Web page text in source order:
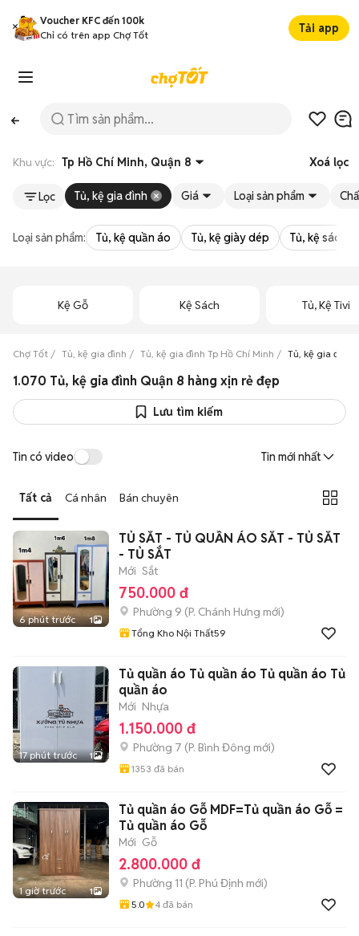
Voucher KFC đến 100k
Chỉ có trên app Chợ Tốt
Tải app
Khu vực: Tp Hồ Chí Minh, Quận 8 Xoá lọc
Lọc Tủ, kệ gia đình Giá Loại sản phẩm
Loại sản phẩm: Tủ, kệ quần áo Tủ, kệ giày dép Tủ, kệ sách
Kệ Gỗ Kệ Sách Tủ, Kệ Tivi
Chợ Tốt Tủ, kệ gia đình Tủ, kệ gia đình Tp Hồ Chí Minh Tủ, kệ gia đình
1.070 Tủ, kệ gia đình Quận 8 hàng xịn rẻ đẹp
Lưu tìm kiếm
Tin có video Tin mới nhất
Tất cả Cá nhân Bán chuyên
6 phút trước 1
TỦ SẮT - TỦ QUẦN ÁO SẮT - TỦ SẮT
- TỦ SẮT
Mới Sắt
750.000 đ
Phường 9 (P. Chánh Hưng mới)
Tổng Kho Nội Thất59
17 phút trước 1
Tủ quần áo Tủ quần áo Tủ quần áo Tủ
quần áo
Mới Nhựa
1.150.000 đ
Phường 7 (P. Bình Đông mới)
1353 đã bán
1 giờ trước 1
Tủ quần áo Gỗ MDF=Tủ quần áo Gỗ =
Tủ quần áo Gỗ
Mới Gỗ
2.800.000 đ
Phường 11 (P. Phú Định mới)
5.0 4 đã bán